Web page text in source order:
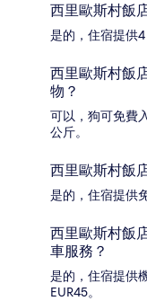
西里歐斯村飯
是的，住宿提供4
西里歐斯村飯
物？
可以，狗可免費
公斤。
西里歐斯村飯
是的，住宿提供
西里歐斯村飯
車服務？
是的，住宿提供
EUR45。